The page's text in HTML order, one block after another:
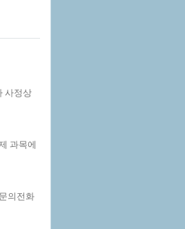
사정상
과목에
의전화